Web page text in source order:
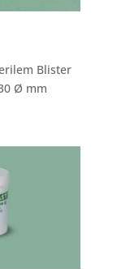
Blister
Ø mm